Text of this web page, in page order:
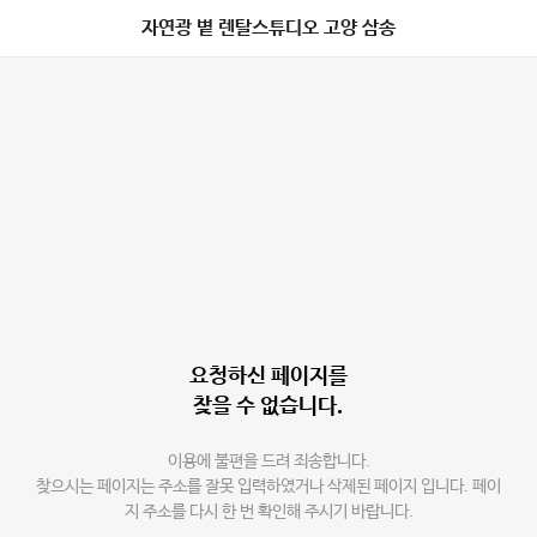
자연광 볕 렌탈스튜디오 고양 삼송
요청하신 페이지를
찾을 수 없습니다.
이용에 불편을 드려 죄송합니다.
찾으시는 페이지는 주소를 잘못 입력하였거나 삭제된 페이지 입니다. 페이
지 주소를 다시 한 번 확인해 주시기 바랍니다.